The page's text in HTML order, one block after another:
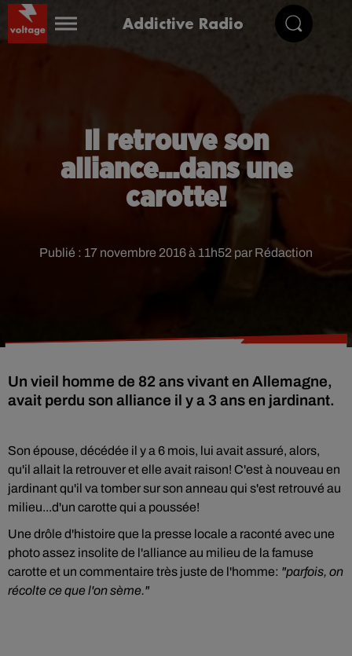
Addictive Radio
Il retrouve son
alliance...dans une
carotte!
Publié : 17 novembre 2016 à 11h52 par Rédaction
Un vieil homme de 82 ans vivant en Allemagne,
avait perdu son alliance il y a 3 ans en jardinant.
Son épouse, décédée il y a 6 mois, lui avait assuré, alors,
qu'il allait la retrouver et elle avait raison! C'est à nouveau en
jardinant qu'il va tomber sur son anneau qui s'est retrouvé au
milieu...d'un carotte qui a poussée!
Une drôle d'histoire que la presse locale a raconté avec une
photo assez insolite de l'alliance au milieu de la famuse
carotte et un commentaire très juste de l'homme: "parfois, on
récolte ce que l'on sème."